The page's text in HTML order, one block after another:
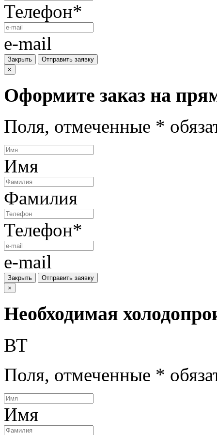
Телефон*
e-mail
Закрыть
Отправить заявку
×
Оформите заказ на
Поля, отмеченные *
Имя
Фамилия
Телефон*
e-mail
Закрыть
Отправить заявку
×
Необходимая
ВТ
Поля, отмеченные *
Имя